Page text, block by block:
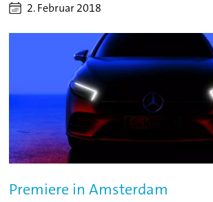
2. Februar 2018
Premiere in Amsterdam